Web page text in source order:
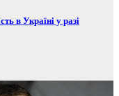
в Україні у разі